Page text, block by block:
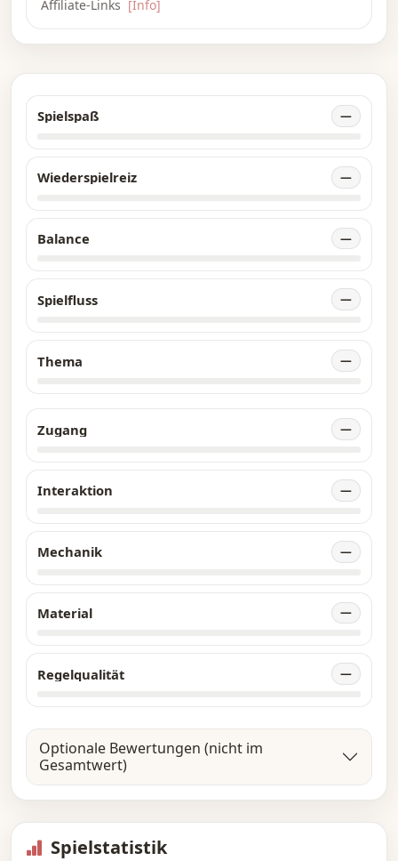
Affiliate-Links [Info]
Spielspaß —
Wiederspielreiz —
Balance —
Spielfluss —
Thema —
Zugang —
Interaktion —
Mechanik —
Material —
Regelqualität —
Optionale Bewertungen (nicht im
Gesamtwert)
Spielstatistik